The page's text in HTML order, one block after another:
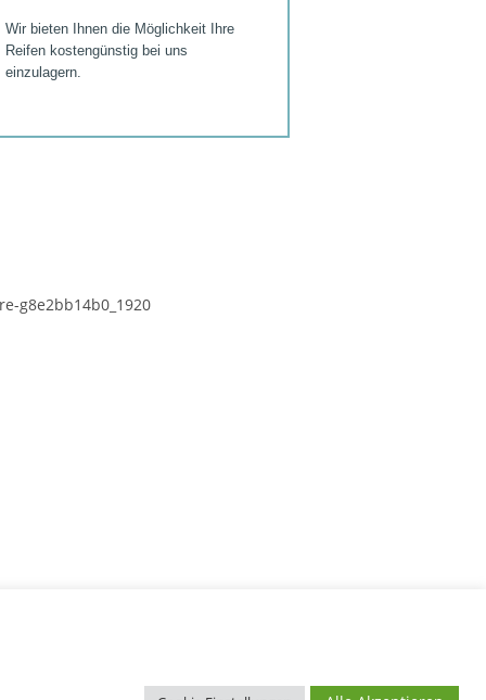
Wir bieten Ihnen die Möglichkeit Ihre
Reifen kostengünstig bei uns
einzulagern.